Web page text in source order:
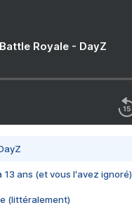
Royale - DayZ
13 ans (et vous l'avez ignoré)
(littéralement)